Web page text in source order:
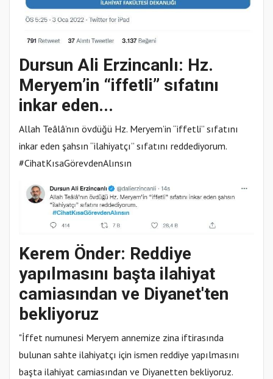
Dursun Ali Erzincanlı: Hz.
Meryem’in “iffetli” sıfatını
inkar eden...
Allah Teâlâ’nın övdüğü Hz. Meryem’in “iffetli” sıfatını
inkar eden şahsın “ilahiyatçı” sıfatını reddediyorum.
#CihatKısaGörevdenAlınsın
Kerem Önder: Reddiye
yapılmasını başta ilahiyat
camiasından ve Diyanet'ten
bekliyoruz
"İffet numunesi Meryem annemize zina iftirasında
bulunan sahte ilahiyatçı için ismen reddiye yapılmasını
başta ilahiyat camiasından ve Diyanetten bekliyoruz.